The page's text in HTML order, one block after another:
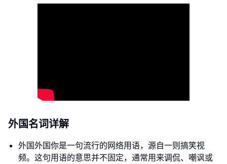
外国名词详解
外国外国你是一句流行的网络用语，源自一则搞笑视
频。这句用语的意思并不固定，通常用来调侃、嘲讽或